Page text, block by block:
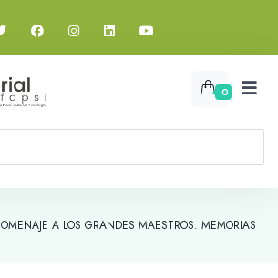
0
A LOS GRANDES MAESTROS. MEMORIAS